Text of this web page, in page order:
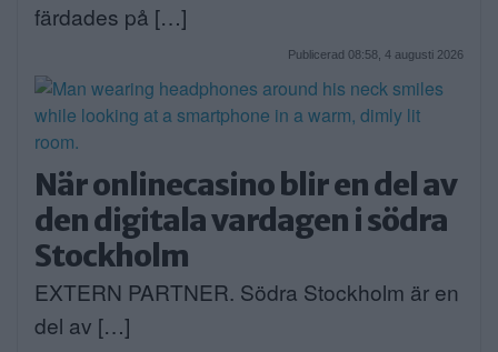
färdades på […]
Publicerad 08:58, 4 augusti 2026
När onlinecasino blir en del av
den digitala vardagen i södra
Stockholm
EXTERN PARTNER. Södra Stockholm är en
del av […]